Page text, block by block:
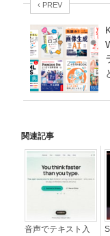
‹ PREV
関連記事
音声でテキスト入